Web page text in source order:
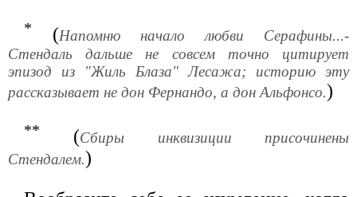
* (Напомню начало любви Серафины...-
Стендаль дальше не совсем точно цитирует
эпизод из "Жиль Блаза" Лесажа; историю эту
рассказывает не дон Фернандо, а дон Альфонсо.)
** (Сбиры инквизиции присочинены
Стендалем.)